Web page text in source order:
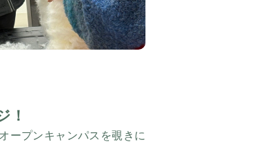
！
ープンキャンパスを覗きに